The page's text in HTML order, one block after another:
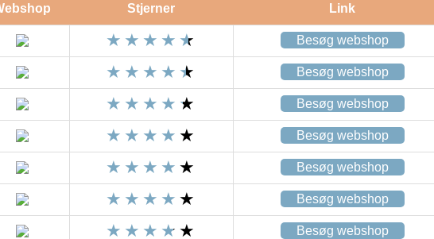
Stjerner Link
Besøg webshop
Besøg webshop
Besøg webshop
Besøg webshop
Besøg webshop
Besøg webshop
Besøg webshop